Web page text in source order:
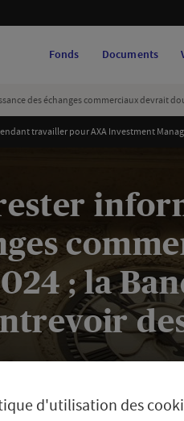
Fonds Documents
des échanges commerciaux devrait
travailler pour AXA Investment
; la
d'utilisation des